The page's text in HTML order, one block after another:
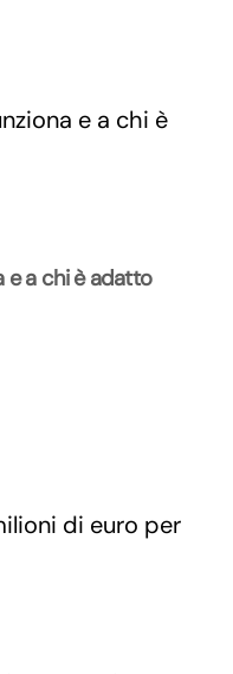
e a chi è adatto